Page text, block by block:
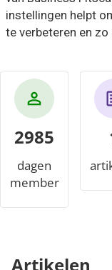
instellingen helpt
te verbeteren en
2985
dagen
member
Artikelen